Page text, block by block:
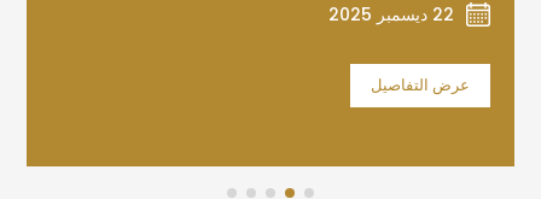
22 ديسمبر 2025
عرض التفاصيل